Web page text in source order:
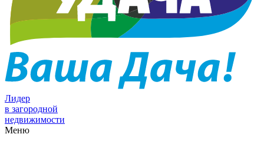
Лидер
в загородной
недвижимости
Меню